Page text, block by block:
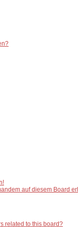
auf diesem Board
related to this board?